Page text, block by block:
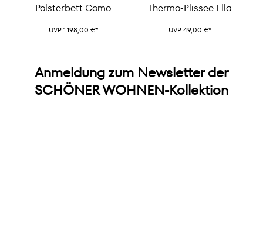
Polsterbett Como
UVP 1.198,00 €*
Thermo-Plissee Ella
UVP 49,00 €*
Anmeldung zum Newsletter der
SCHÖNER WOHNEN-Kollektion